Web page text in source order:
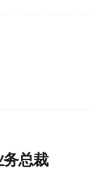
总裁